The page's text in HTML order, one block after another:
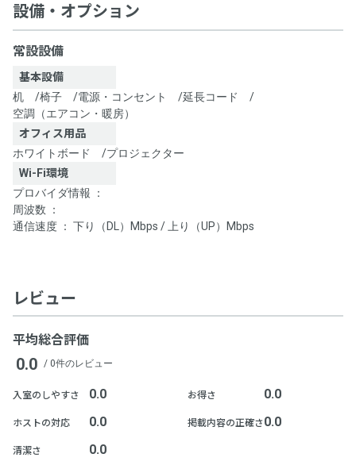
設備・オプション
常設設備
基本設備
机 /椅子 /電源・コンセント /延長コード
/
空調（エアコン・暖房）
オフィス用品
ホワイトボード
/プロジェクター
Wi-Fi環境
プロバイダ情報 ：
周波数 ：
通信速度 ： 下り（DL）Mbps / 上り（UP）Mbps
レビュー
平均総合評価
0.0 / 0件のレビュー
入室のしやすさ 0.0
ホストの対応 0.0
清潔さ 0.0
お得さ 0.0
掲載内容の正確さ 0.0